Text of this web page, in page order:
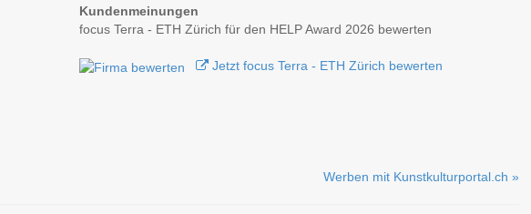
Kundenmeinungen
focus Terra - ETH Zürich für den HELP Award 2026 bewerten
Jetzt focus Terra - ETH Zürich bewerten
Werben mit Kunstkulturportal.ch »